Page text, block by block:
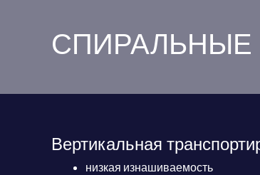
Вертикальная
низкая изнашиваемость